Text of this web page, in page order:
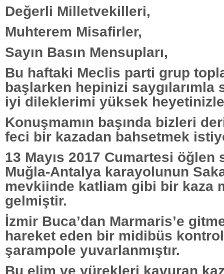
Değerli Milletvekilleri,
Muhterem Misafirler,
Sayın Basın Mensupları,
Bu haftaki Meclis parti grup
başlarken hepinizi saygılarımla
iyi dileklerimi yüksek
Konuşmamın başında bizleri
feci bir kazadan bahsetmek
13 Mayıs 2017 Cumartesi öğlen
Muğla-Antalya karayolunun
mevkiinde katliam gibi bir kaza
gelmiştir.
İzmir Buca’dan Marmaris’e
hareket eden bir midibüs
şarampole yuvarlanmıştır.
Bu elim ve yürekleri kavuran